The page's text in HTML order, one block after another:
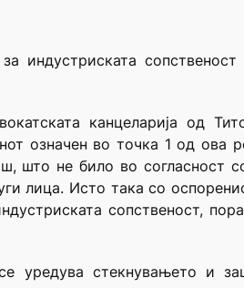
сопственост
канцеларија од
означен во точка 1 од ова
што не било во согласност
лица. Исто така со
сопственост,
уредува стекнувањето и